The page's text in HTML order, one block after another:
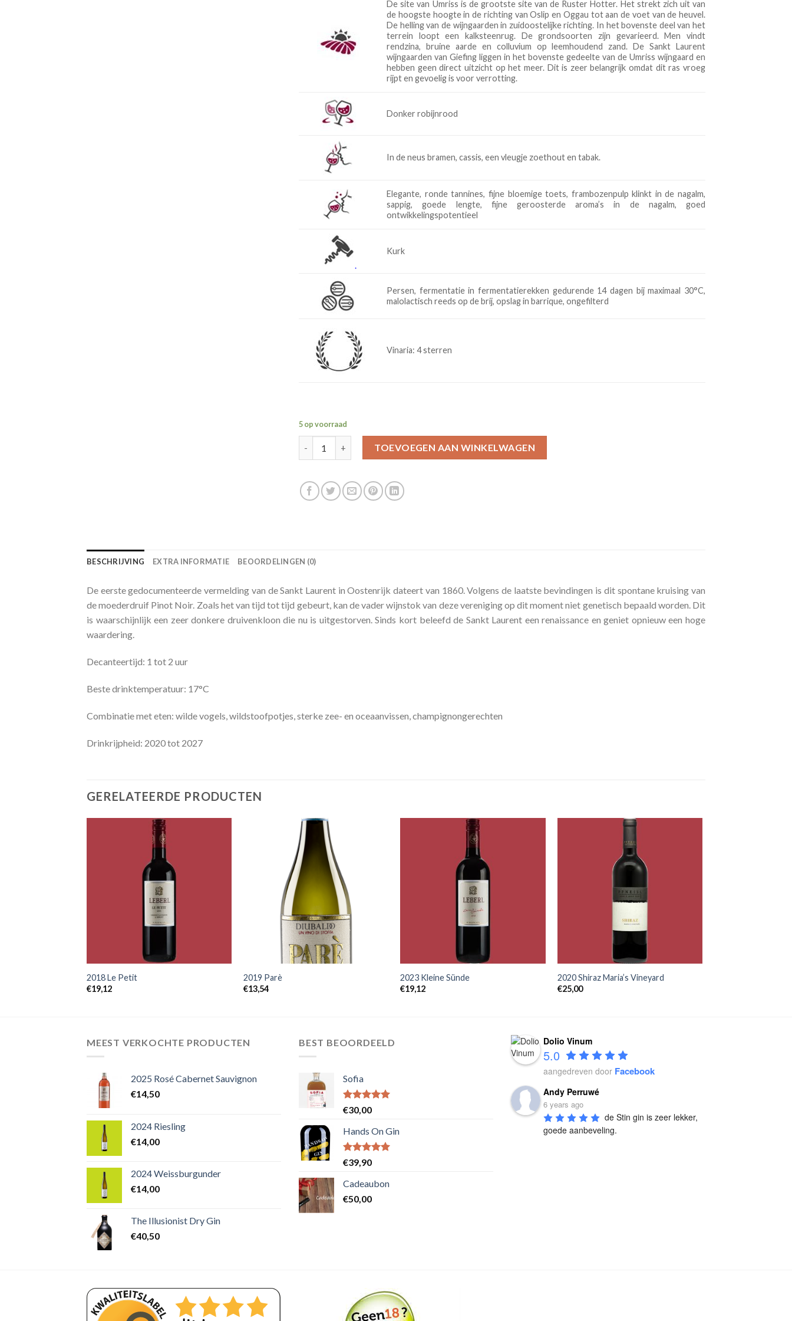
De site van Umriss is de grootste site van de Ruster Hotter. Het strekt zich uit van
de hoogste hoogte in de richting van Oslip en Oggau tot aan de voet van de heuvel.
De helling van de wijngaarden in zuidoostelijke richting. In het bovenste deel van het
terrein loopt een kalksteenrug. De grondsoorten zijn gevarieerd. Men vindt
rendzina, bruine aarde en colluvium op leemhoudend zand. De Sankt Laurent
wijngaarden van Giefing liggen in het bovenste gedeelte van de Umriss wijngaard en
hebben geen direct uitzicht op het meer. Dit is zeer belangrijk omdat dit ras vroeg
rijpt en gevoelig is voor verrotting.
Donker robijnrood
In de neus bramen, cassis, een vleugje zoethout en tabak.
Elegante, ronde tannines, fijne bloemige toets, frambozenpulp klinkt in de nagalm,
sappig, goede lengte, fijne geroosterde aroma’s in de nagalm, goed
ontwikkelingspotentieel
Kurk
Persen, fermentatie in fermentatierekken gedurende 14 dagen bij maximaal 30°C,
malolactisch reeds op de brij, opslag in barrique, ongefilterd
Vinaria: 4 sterren
5 op voorraad
TOEVOEGEN AAN WINKELWAGEN
BESCHRIJVING EXTRA INFORMATIE BEOORDELINGEN (0)
De eerste gedocumenteerde vermelding van de Sankt Laurent in Oostenrijk dateert van 1860. Volgens de laatste bevindingen is dit spontane kruising van
de moederdruif Pinot Noir. Zoals het van tijd tot tijd gebeurt, kan de vader wijnstok van deze vereniging op dit moment niet genetisch bepaald worden. Dit
is waarschijnlijk een zeer donkere druivenkloon die nu is uitgestorven. Sinds kort beleefd de Sankt Laurent een renaissance en geniet opnieuw een hoge
waardering.
Decanteertijd: 1 tot 2 uur
Beste drinktemperatuur: 17°C
Combinatie met eten: wilde vogels, wildstoofpotjes, sterke zee- en oceaanvissen, champignongerechten
Drinkrijpheid: 2020 tot 2027
GERELATEERDE PRODUCTEN
2018 Le Petit
€19,12
2019 Parè
€13,54
2023 Kleine Sünde
€19,12
2020 Shiraz Maria’s Vineyard
€25,00
MEEST VERKOCHTE PRODUCTEN
2025 Rosé Cabernet Sauvignon
€14,50
2024 Riesling
€14,00
2024 Weissburgunder
€14,00
The Illusionist Dry Gin
€40,50
BEST BEOORDEELD
Sofia
Waardering
5.00uit 5
€30,00
Hands On Gin
Waardering
5.00uit 5
€39,90
Cadeaubon
€50,00
Dolio Vinum
5.0
aangedreven door Facebook
Andy Perruwé
6 years ago
de Stin gin is zeer lekker,
goede aanbeveling.